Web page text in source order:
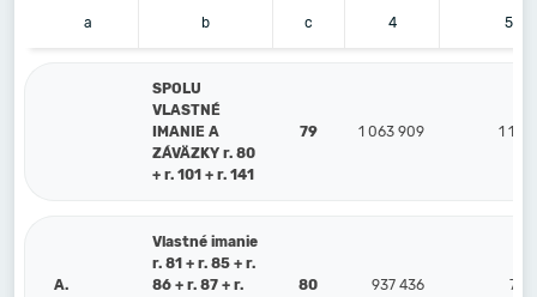
a b c 4 5
SPOLU
VLASTNÉ
IMANIE A
ZÁVÄZKY r. 80
+ r. 101 + r. 141
79 1 063 909 1
A.
Vlastné imanie
r. 81 + r. 85 + r.
86 + r. 87 + r.
80 937 436 761